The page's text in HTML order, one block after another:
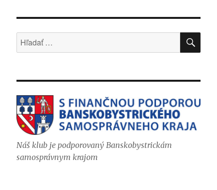
Hľadať:
Náš klub je podporovaný Banskobystrickám
samosprávnym krajom